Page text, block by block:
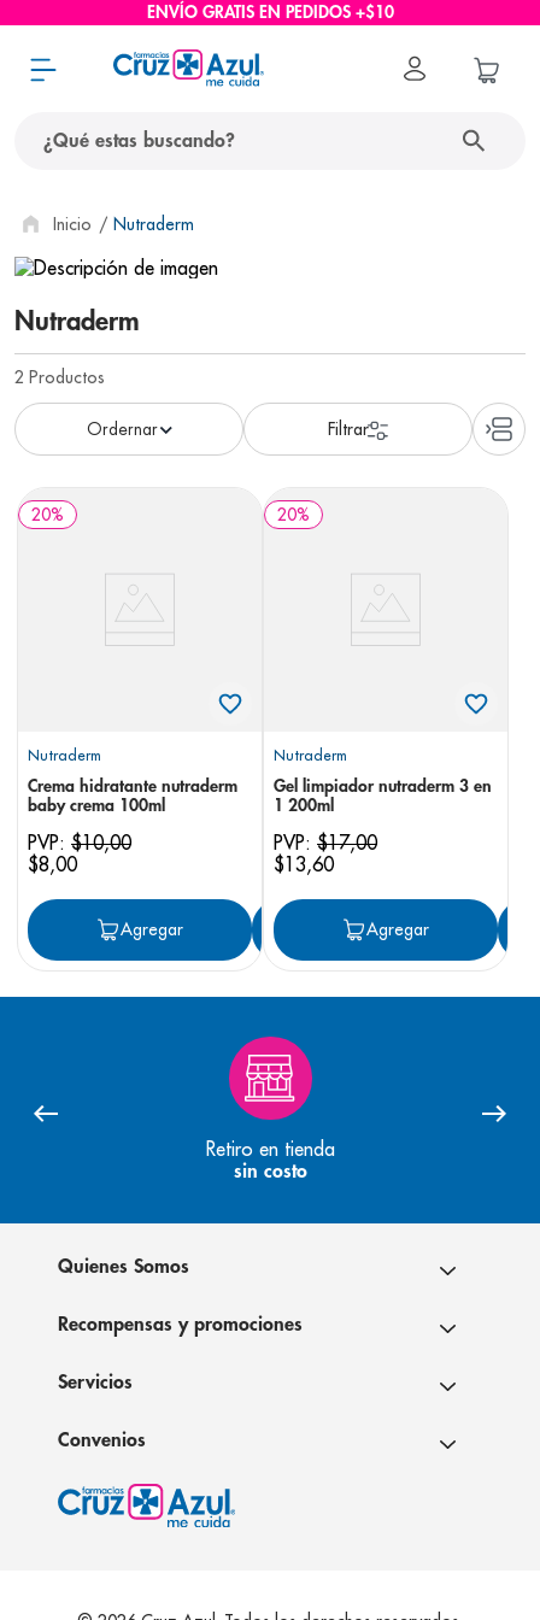
ENVÍO GRATIS EN PEDIDOS +$10
Nutraderm
Nutraderm
2 Productos
20%
Nutraderm
Crema hidratante nutraderm
baby crema 100ml
PVP: $10,00
$8,00
Agregar Agregar
20%
Nutraderm
Gel limpiador nutraderm 3 en
1 200ml
PVP: $17,00
$13,60
Agregar
Retiro en tienda
sin costo
Quienes Somos
Recompensas y promociones
Servicios
Convenios
términos más buscados
1. protector solar
2. pañales
3. eucerin
4. cerave
nivea
6. bioderma
7.
pediasure
panolini